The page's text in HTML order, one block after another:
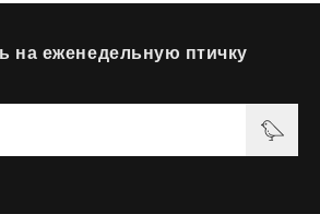
на еженедельную птичку